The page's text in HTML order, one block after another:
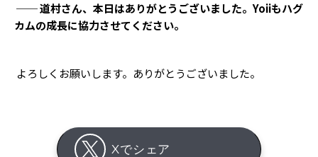
── 道村さん、本日はありがとうございました。Yoiiもハグ
カムの成長に協力させてください。
よろしくお願いします。ありがとうございました。
Xでシェア